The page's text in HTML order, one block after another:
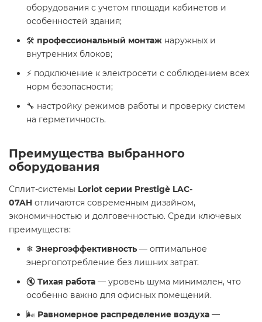
оборудования с учетом площади кабинетов и
особенностей здания;
🛠️ профессиональный монтаж наружных и
внутренних блоков;
⚡ подключение к электросети с соблюдением всех
норм безопасности;
🔧 настройку режимов работы и проверку систем
на герметичность.
Преимущества выбранного
оборудования
Сплит-системы Loriot серии Prestigè LAC-
07AH отличаются современным дизайном,
экономичностью и долговечностью. Среди ключевых
преимуществ:
❄ Энергоэффективность — оптимальное
энергопотребление без лишних затрат.
🔇 Тихая работа — уровень шума минимален, что
особенно важно для офисных помещений.
🌬 Равномерное распределение воздуха —